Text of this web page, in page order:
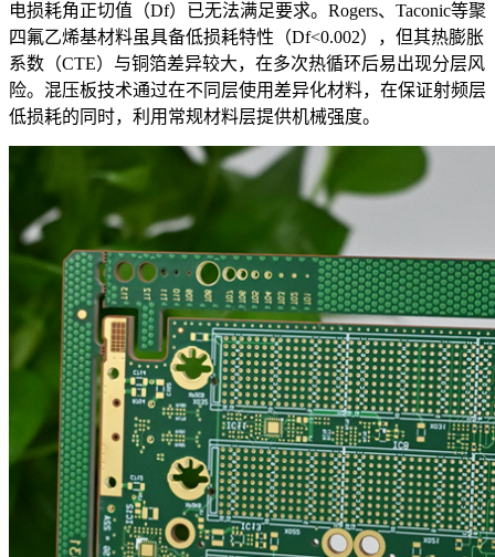
电损耗角正切值（Df）已无法满足要求。Rogers、Taconic等聚
四氟乙烯基材料虽具备低损耗特性（Df<0.002），但其热膨胀
系数（CTE）与铜箔差异较大，在多次热循环后易出现分层风
险。混压板技术通过在不同层使用差异化材料，在保证射频层
低损耗的同时，利用常规材料层提供机械强度。